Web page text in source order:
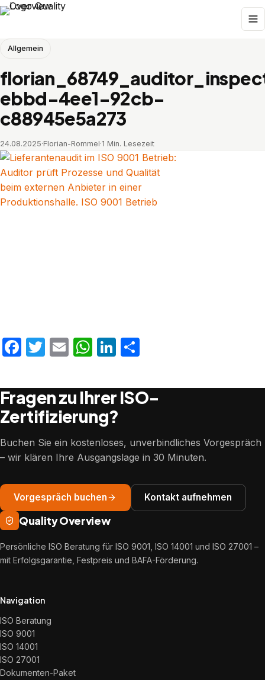
Allgemein
ebbd-4ee1-92cb-
c88945e5a273
24.08.2025·Florian-Rommel·1 Min. Lesezeit
Facebook
Twitter
EmailWhatsApp
LinkedIn
Fragen zu Ihrer ISO-
Zertifizierung?
Buchen Sie ein kostenloses, unverbindliches Vorgespräch
– wir klären Ihre Ausgangslage in 30 Minuten.
Vorgespräch buchen Kontakt aufnehmen
Quality Overview
Persönliche ISO Beratung für ISO 9001, ISO 14001 und ISO 27001 –
mit Erfolgsgarantie, Festpreis und BAFA-Förderung.
Navigation
ISO Beratung
ISO 9001
ISO 14001
ISO 27001
Dokumenten-Paket